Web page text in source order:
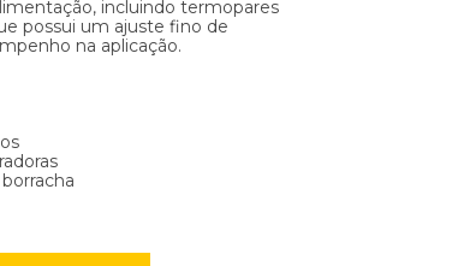
incluindo termopares
possui um ajuste fino de
na aplicação.